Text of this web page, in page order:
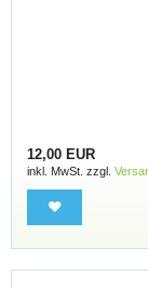
12,00 EUR
inkl. MwSt. zzgl.